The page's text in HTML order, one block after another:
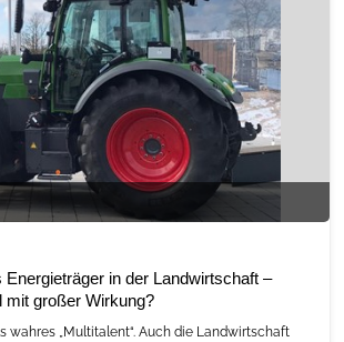
Energieträger in der Landwirtschaft –
mit großer Wirkung?
wahres „Multitalent“. Auch die Landwirtschaft